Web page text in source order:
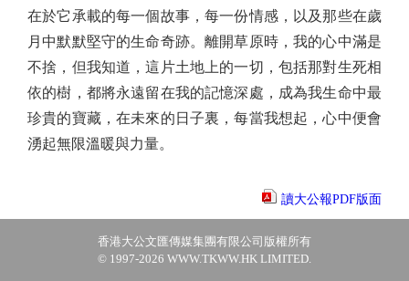
在於它承載的每一個故事，每一份情感，以及那些在歲
月中默默堅守的生命奇跡。離開草原時，我的心中滿是
不捨，但我知道，這片土地上的一切，包括那對生死相
依的樹，都將永遠留在我的記憶深處，成為我生命中最
珍貴的寶藏，在未來的日子裏，每當我想起，心中便會
湧起無限溫暖與力量。
讀大公報PDF版面
香港大公文匯傳媒集團有限公司版權所有
© 1997-2026 WWW.TKWW.HK LIMITED.